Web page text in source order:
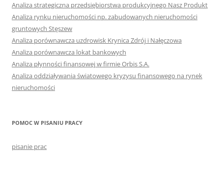
Analiza strategiczna przedsiębiorstwa produkcyjnego Nasz Produkt
Analiza rynku nieruchomości np. zabudowanych nieruchomości
gruntowych Stęszew
Analiza porównawcza uzdrowisk Krynica Zdrój i Nałęczowa
Analiza porównawcza lokat bankowych
Analiza płynności finansowej w firmie Orbis S.A.
Analiza oddziaływania światowego kryzysu finansowego na rynek
nieruchomości
POMOC W PISANIU PRACY
pisanie prac